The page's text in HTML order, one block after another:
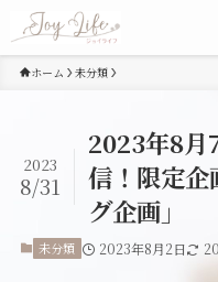
ホーム 未分類
2023年8月
信！限定企
グ企画」
2023
8/31
未分類 2023年8月2日